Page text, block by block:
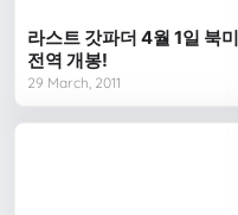
라스트 갓파더 4월 1일 북미
전역 개봉!
29 March, 2011